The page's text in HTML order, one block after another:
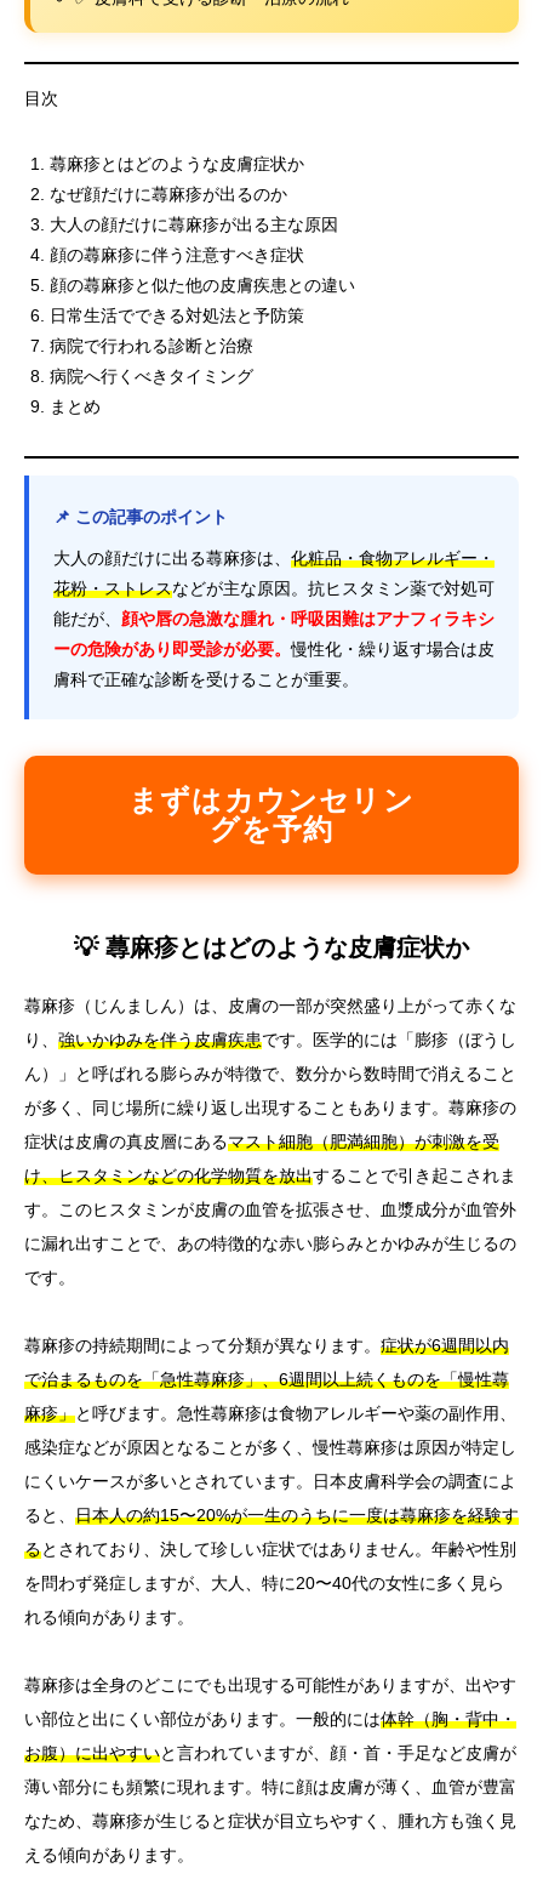
目次
蕁麻疹とはどのような皮膚症状か
なぜ顔だけに蕁麻疹が出るのか
大人の顔だけに蕁麻疹が出る主な原因
顔の蕁麻疹に伴う注意すべき症状
顔の蕁麻疹と似た他の皮膚疾患との違い
日常生活でできる対処法と予防策
病院で行われる診断と治療
病院へ行くべきタイミング
まとめ
📌 この記事のポイント
大人の顔だけに出る蕁麻疹は、 化粧品・食物アレルギー・
花粉・ストレスなどが主な原因。抗ヒスタミン薬で対処可
能だが、 顔や唇の急激な腫れ・呼吸困難はアナフィラキシ
ーの危険があり即受診が必要。慢性化・繰り返す場合は皮
膚科で正確な診断を受けることが重要。
まずはカウンセリン
グを予約
💡 蕁麻疹とはどのような皮膚症状か
蕁麻疹（じんましん）は、皮膚の一部が突然盛り上がって赤くな
り、 強いかゆみを伴う皮膚疾患です。医学的には「膨疹（ぼうし
ん）」と呼ばれる膨らみが特徴で、数分から数時間で消えること
が多く、同じ場所に繰り返し出現することもあります。蕁麻疹の
症状は皮膚の真皮層にあるマスト細胞（肥満細胞）が刺激を受
け、ヒスタミンなどの化学物質を放出することで引き起こされま
す。このヒスタミンが皮膚の血管を拡張させ、血漿成分が血管外
に漏れ出すことで、あの特徴的な赤い膨らみとかゆみが生じるの
です。
蕁麻疹の持続期間によって分類が異なります。 症状が6週間以内
で治まるものを「急性蕁麻疹」、6週間以上続くものを「慢性蕁
麻疹」と呼びます。急性蕁麻疹は食物アレルギーや薬の副作用、
感染症などが原因となることが多く、慢性蕁麻疹は原因が特定し
にくいケースが多いとされています。日本皮膚科学会の調査によ
ると、 日本人の約15〜20%が一生のうちに一度は蕁麻疹を経験す
るとされており、決して珍しい症状ではありません。年齢や性別
を問わず発症しますが、大人、特に20〜40代の女性に多く見ら
れる傾向があります。
蕁麻疹は全身のどこにでも出現する可能性がありますが、出やす
い部位と出にくい部位があります。一般的には体幹（胸・背中・
お腹）に出やすいと言われていますが、顔・首・手足など皮膚が
薄い部分にも頻繁に現れます。特に顔は皮膚が薄く、血管が豊富
なため、蕁麻疹が生じると症状が目立ちやすく、腫れ方も強く見
える傾向があります。